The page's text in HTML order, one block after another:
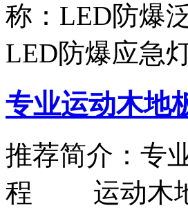
称：LED防爆
LED防爆应急
专业运动木地
推荐简介：专
程 运动木地